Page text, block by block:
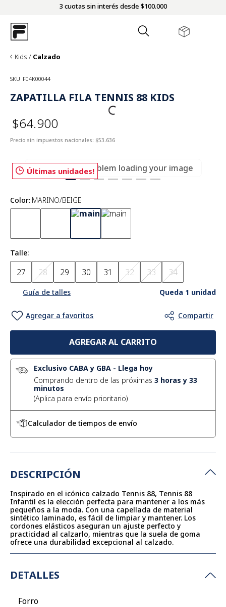
3 cuotas sin interés desde $100.000
Kids Calzado
SKU F04K00044
ZAPATILLA FILA TENNIS 88 KIDS
$64.900
Precio sin impuestos nacionales: $53.636
Últimas unidades!
There was a problem loading your image
Color: MARINO/BEIGE
Talle
27 28 29 30 31 32 33 34
Guía de talles Queda 1 unidad
AGREGAR AL CARRITO
Exclusivo CABA y GBA - Llega hoy
Comprando dentro de las próximas3 horas y33
minutos
Calculador de tiempos de envío
DESCRIPCIÓN
Inspirado en el icónico calzado Tennis 88, Tennis 88
Infantil es la elección perfecta para mantener a los más
pequeños a la moda. Con una capellada de material
sintético laminado, es fácil de limpiar y mantener. Los
cordones elásticos aseguran un ajuste perfecto y
practicidad al calzarlo, mientras que la suela de goma
ofrece una durabilidad excepcional al calzado.
DETALLES
Forro